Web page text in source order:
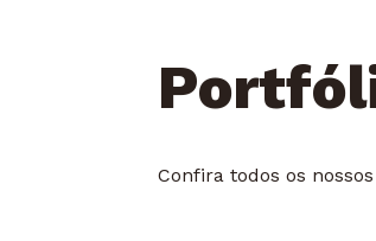
Confira todos os